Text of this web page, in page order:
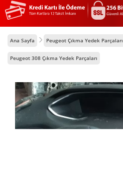
Ana Sayfa Peugeot Çıkma Yedek Parçaları
Peugeot 308 Çıkma Yedek Parçaları